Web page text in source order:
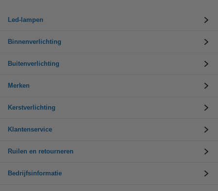
Led-lampen
Binnenverlichting
Buitenverlichting
Merken
Kerstverlichting
Klantenservice
Ruilen en retourneren
Bedrijfsinformatie